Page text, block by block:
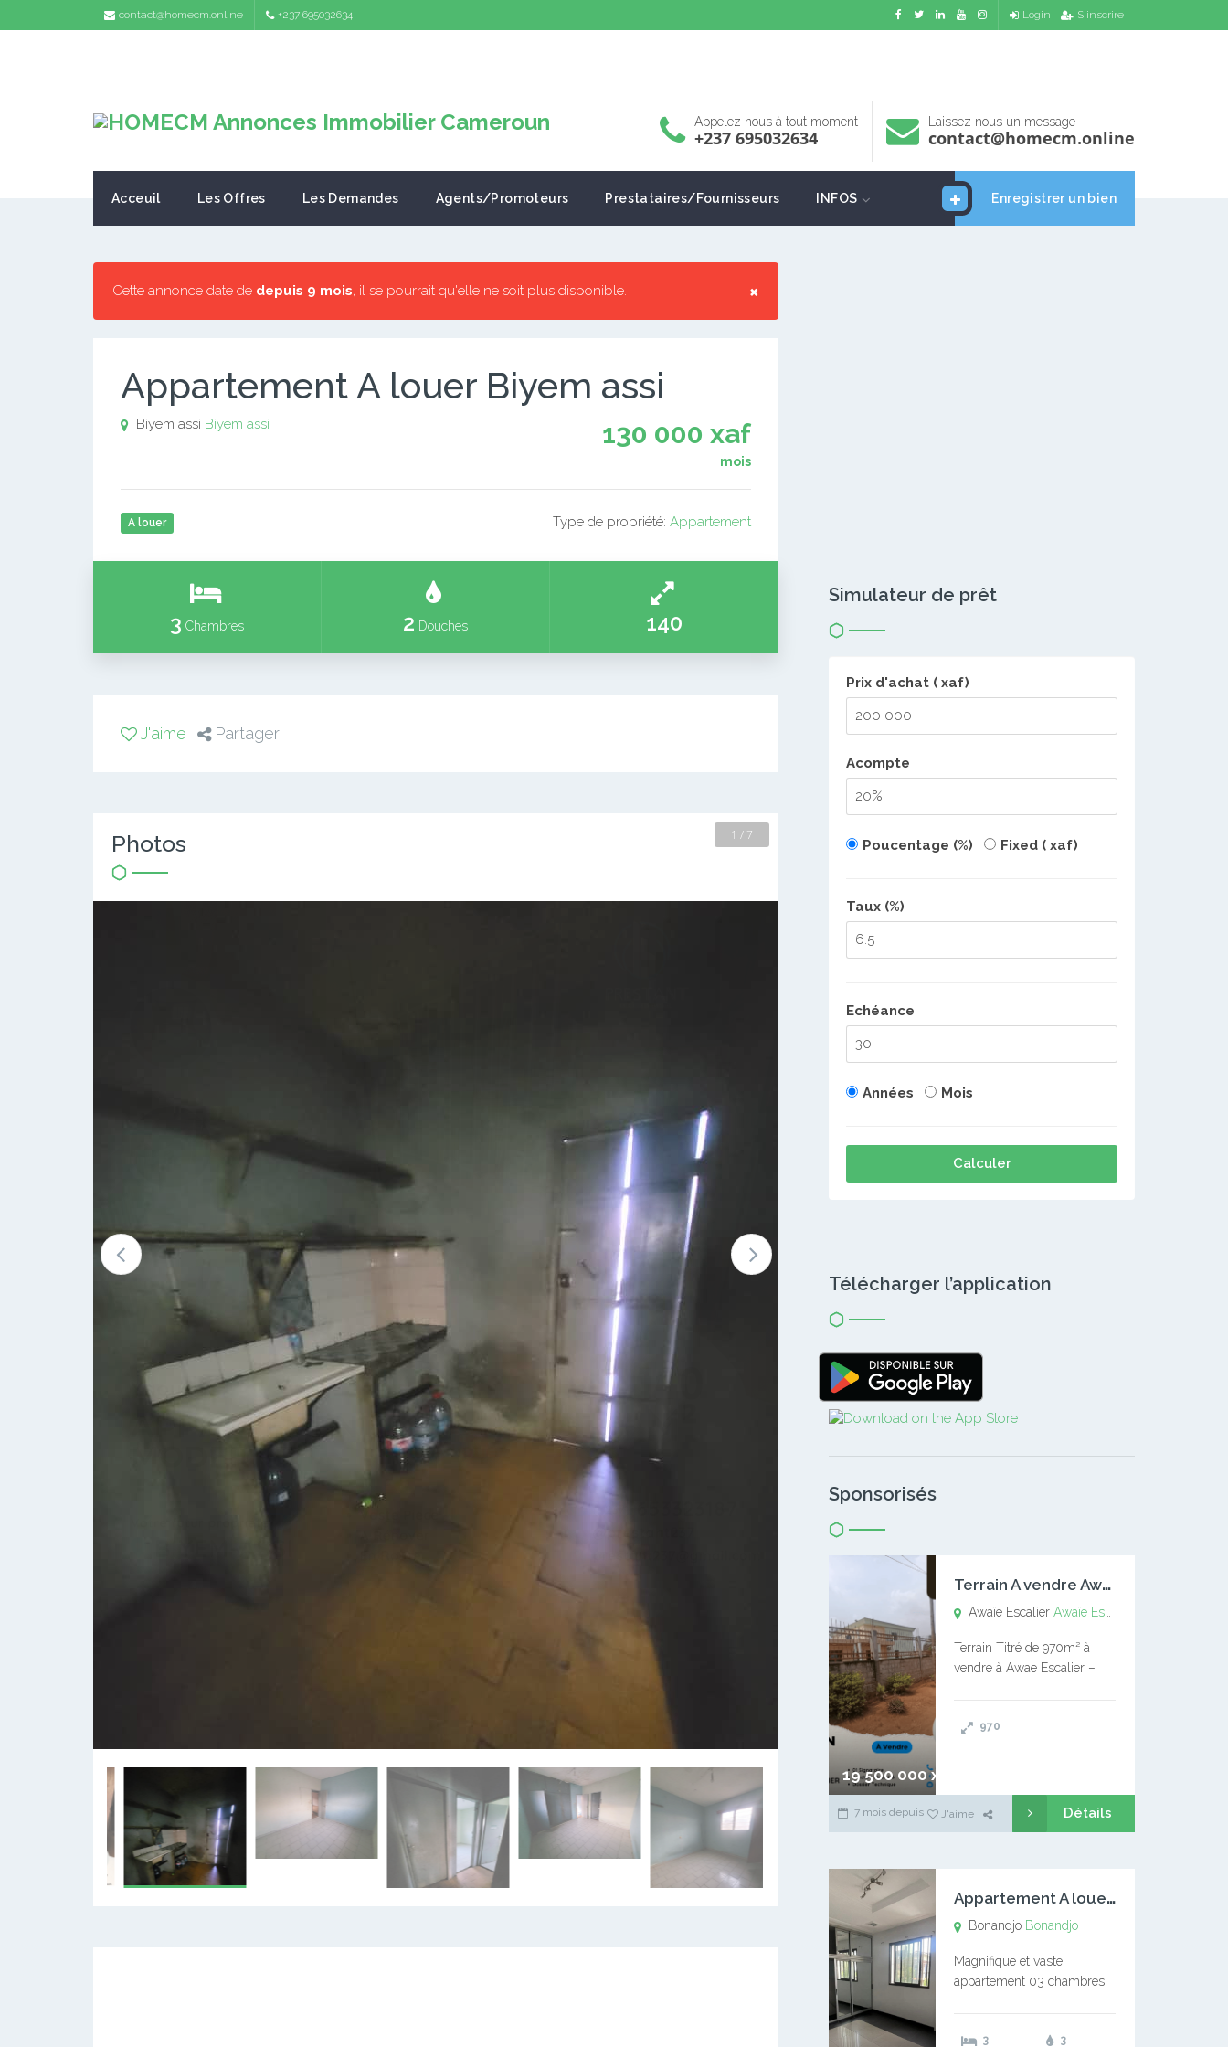
contact@homecm.online +237 695032634 Login S'inscrire
Appelez nous à tout moment
+237 695032634
Laissez nous un message
contact@homecm.online
Enregistrer un bien
Acceuil Les Offres Les Demandes Agents/Promoteurs Prestataires/Fournisseurs INFOS
×
Cette annonce date de depuis 9 mois, il se pourrait qu'elle ne soit plus disponible.
Appartement A louer Biyem assi
130 000 xaf
mois
Biyem assi Biyem assi
A louer Type de propriété: Appartement
3 Chambres 2 Douches 140
J'aime Partager
Photos 2 / 7
Simulateur de prêt
Prix d'achat ( xaf)
Acompte
Poucentage (%) Fixed ( xaf)
Taux (%)
Echéance
Années Mois
Calculer
Télécharger l’application
Sponsorisés
19 500 000 xaf
T
errain A vendre Awaïe Escalier
Awaïe EscalierAwaïe Escalier
Terrain Titré de 970m² à
vendre à Awae Escalier –
l’Université Catholique –
970
7 mois depuis J'aime Détails
A
ppartement A louer Bonandjo
Bonandjo Bonandjo
Magnifique et vaste
appartement 03 chambres
douches 01 vaste salon 01
3
3